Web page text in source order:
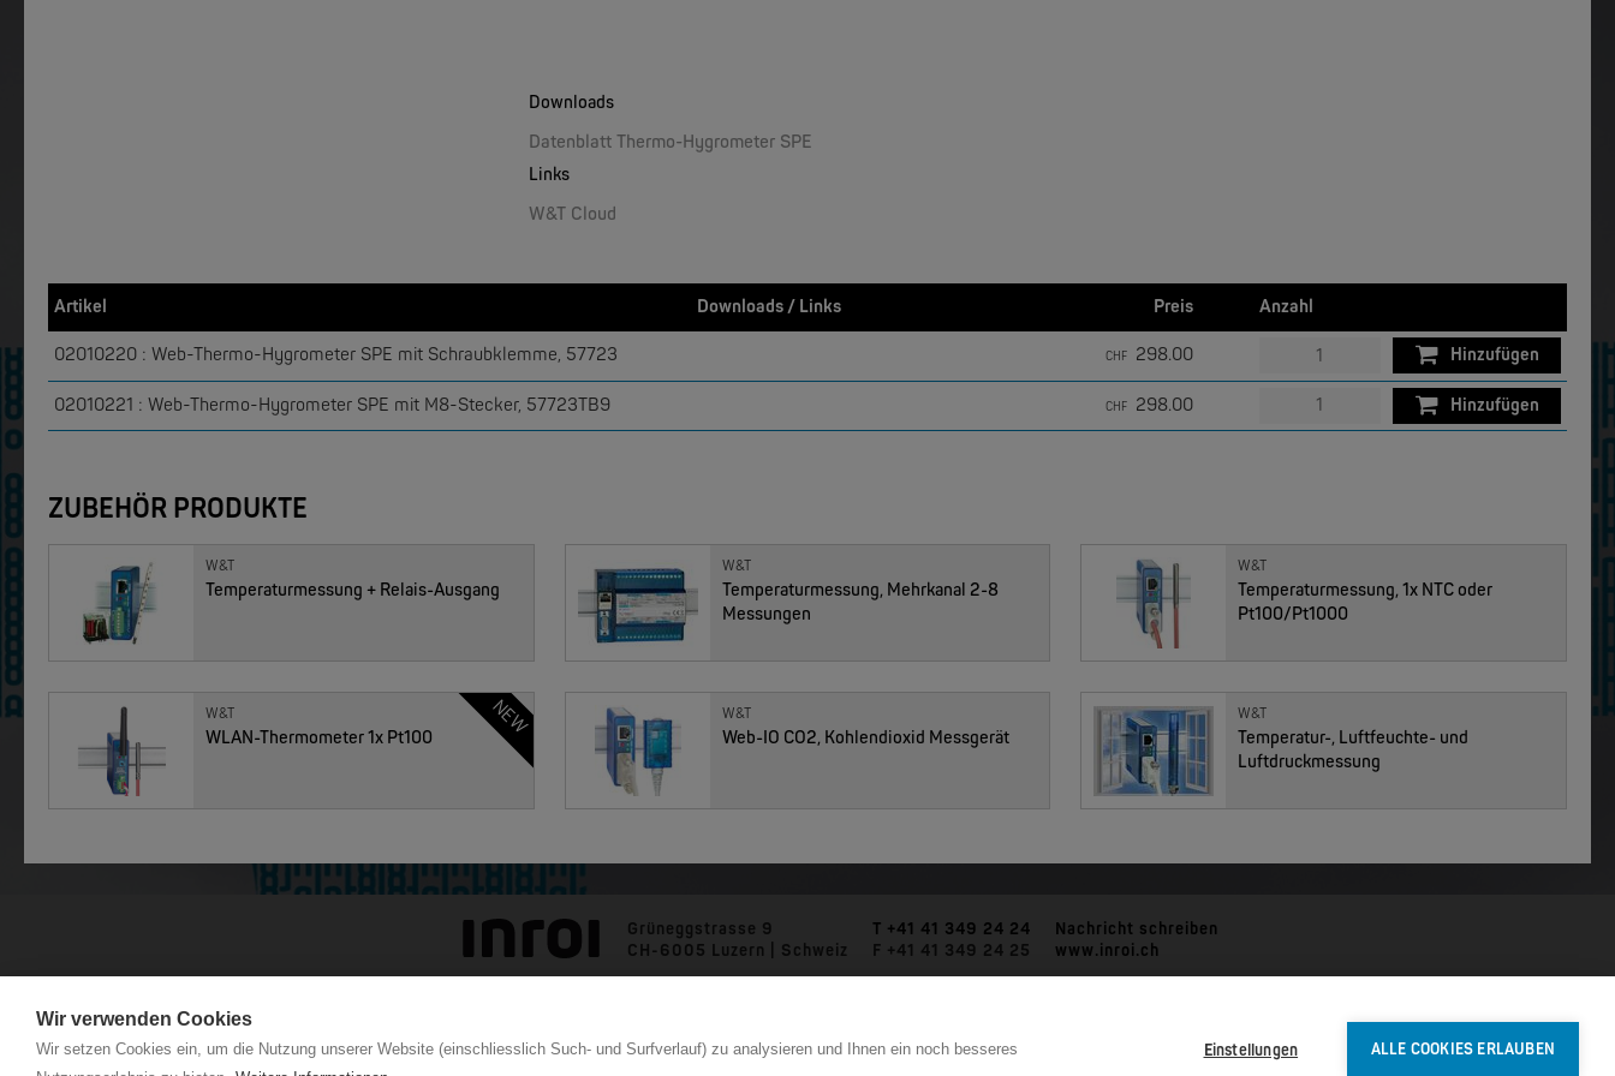
Wir verwenden Cookies
Wir setzen Cookies ein, um die Nutzung unserer Website (einschliesslich Such- und Surfverlauf) zu analysieren und Ihnen ein noch besseres
Einstellungen ALLE COOKIES ERLAUBEN
Downloads
Datenblatt Thermo-Hygrometer SPE
Links
W&T Cloud
Artikel Downloads / Links Preis Anzahl
02010220 : Web-Thermo-Hygrometer SPE mit Schraubklemme, 57723 CHF 298.00 Hinzufügen
02010221 : Web-Thermo-Hygrometer SPE mit M8-Stecker, 57723TB9 CHF 298.00 Hinzufügen
ZUBEHÖR PRODUKTE
W&T
Temperaturmessung + Relais-Ausgang
W&T
Temperaturmessung, Mehrkanal 2-8
Messungen
W&T
Temperaturmessung, 1x NTC oder
Pt100/Pt1000
NEW
W&T
WLAN-Thermometer 1x Pt100
W&T
Web-IO CO2, Kohlendioxid Messgerät
W&T
Temperatur-, Luftfeuchte- und
Luftdruckmessung
MOXA
EDS-4008 | 8 Port POE+ Industrial Ethernet Switches
NEW
MOXA
EDS-4009 | 9 Port Industrial Ethernet Switches EDS-4012 | 12 Port POE+ Industrial Ethernet Switches EDS-4014 | 14 Port Industrial Ethernet Switches
MOXA
EDS-G2005/EDS-G2008 | 5/8 Ports Entry Level unmanaged Ethernet Switches
MOXA
EDS-G4008 | 8 Port Gigabit Industrial Ethernet Switches
MOXA
EDS-G4012 | 12 Port POE+ Gigabit Industrial Ethernet Switches
MOXA
EDS-G4014 | 14 Port Gigabit Industrial Ethernet Switches
Mehr anzeigen
Grüneggstrasse 9
CH-6005 Luzern | Schweiz
T +41 41 349 24 24
F +41 41 349 24 25
Nachricht schreiben
www.inroi.ch